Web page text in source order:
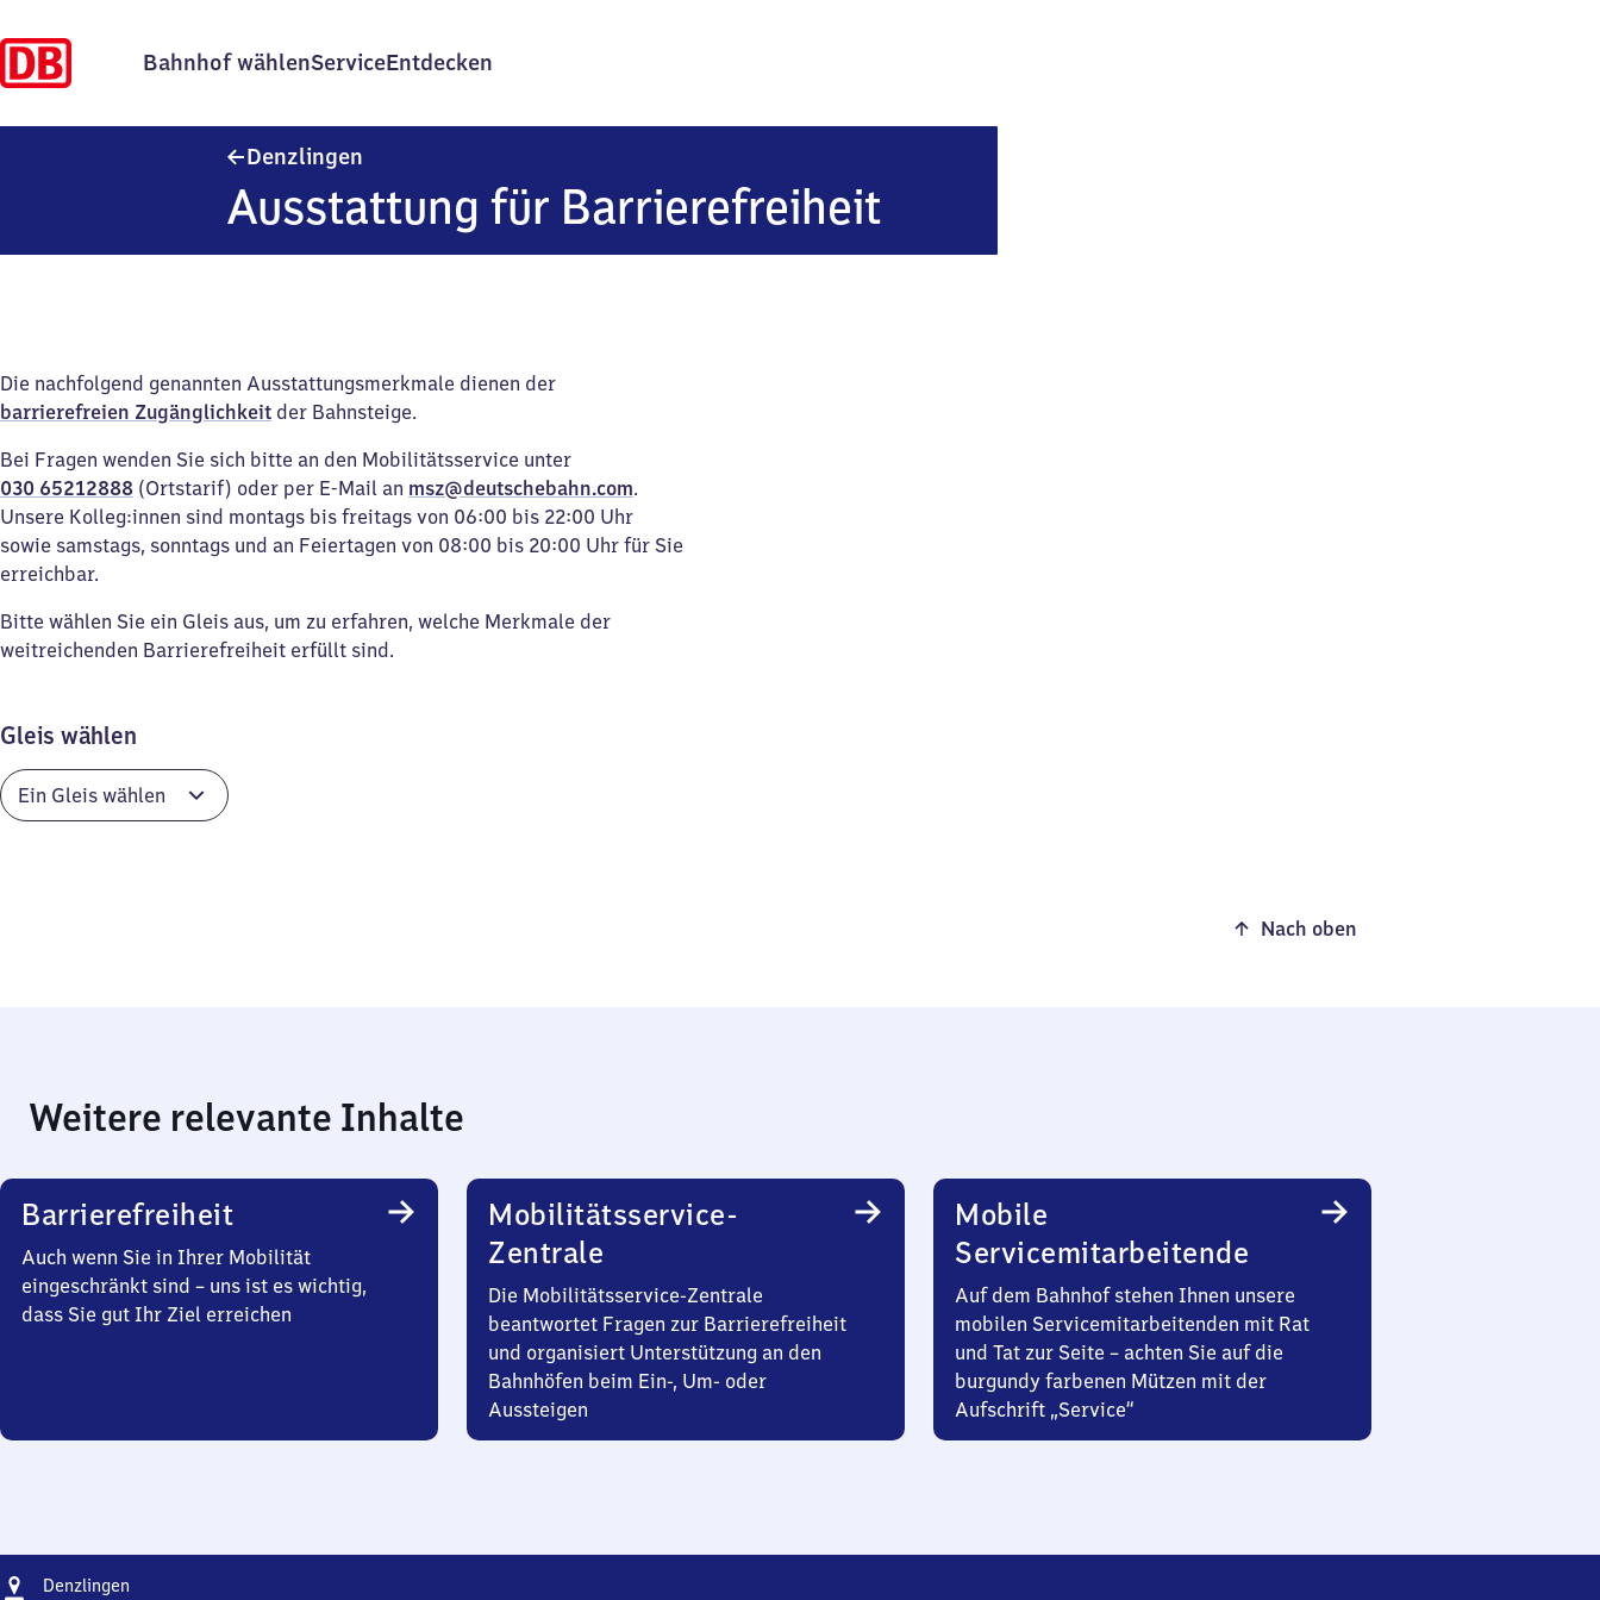
Bahnhof wählenServiceEntdecken
Denzlingen
Ausstattung für Barrierefreiheit
Die nachfolgend genannten Ausstattungsmerkmale dienen der
barrierefreien Zugänglichkeit der Bahnsteige.
Bei Fragen wenden Sie sich bitte an den Mobilitätsservice unter
030 65212888 (Ortstarif) oder per E-Mail an msz@deutschebahn.com.
Unsere Kolleg:innen sind montags bis freitags von 06:00 bis 22:00 Uhr
sowie samstags, sonntags und an Feiertagen von 08:00 bis 20:00 Uhr für Sie
erreichbar.
Bitte wählen Sie ein Gleis aus, um zu erfahren, welche Merkmale der
weitreichenden Barrierefreiheit erfüllt sind.
Gleis wählen
Nach oben
Weitere relevante Inhalte
Barrierefreiheit
Auch wenn Sie in Ihrer Mobilität
eingeschränkt sind – uns ist es wichtig,
dass Sie gut Ihr Ziel erreichen
Mobilitätsservice-
Zentrale
Die Mobilitätsservice-Zentrale
beantwortet Fragen zur Barrierefreiheit
und organisiert Unterstützung an den
Bahnhöfen beim Ein-, Um- oder
Aussteigen
Mobile
Servicemitarbeitende
Auf dem Bahnhof stehen Ihnen unsere
mobilen Servicemitarbeitenden mit Rat
und Tat zur Seite – achten Sie auf die
burgundy farbenen Mützen mit der
Aufschrift „Service“
Adresse
Denzlingen